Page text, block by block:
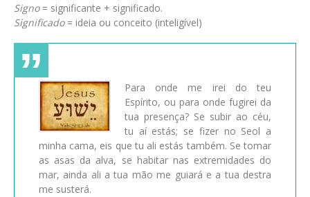
Signo= significante + significado.
Significado= ideia ou conceito (inteligível)
Para onde me irei do teu
Espírito, ou para onde fugirei da
tua presença? Se subir ao céu,
tu aí estás; se fizer no Seol a
minha cama, eis que tu ali estás também. Se tomar
as asas da alva, se habitar nas extremidades do
mar, ainda ali a tua mão me guiará e a tua destra
me susterá.